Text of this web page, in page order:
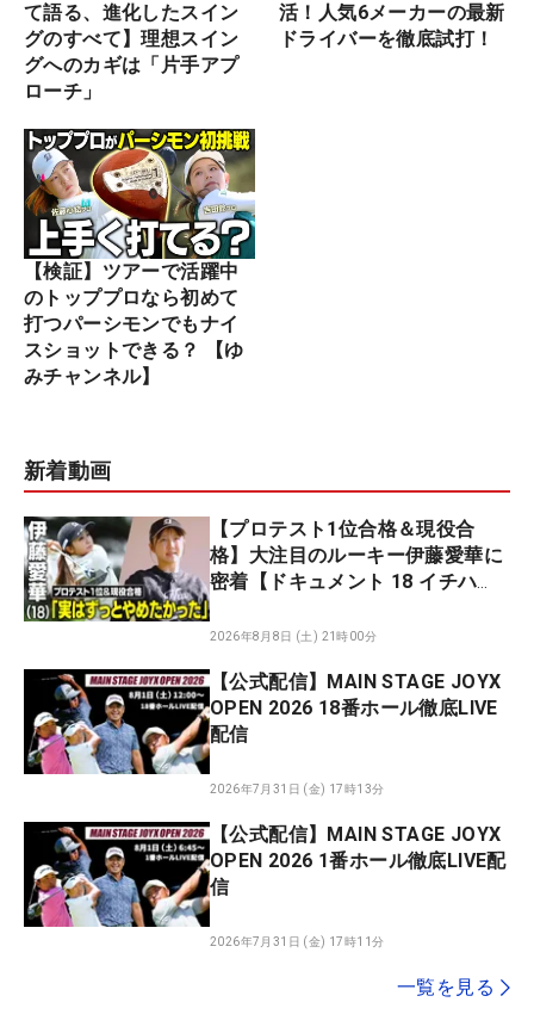
て語る、進化したスイン
グのすべて】理想スイン
グへのカギは「片手アプ
ローチ」
活！人気6メーカーの最新
ドライバーを徹底試打！
【検証】ツアーで活躍中
のトッププロなら初めて
打つパーシモンでもナイ
スショットできる？ 【ゆ
みチャンネル】
新着動画
【プロテスト1位合格＆現役合
格】大注目のルーキー伊藤愛華に
密着【ドキュメント 18 イチハ
2026年8月8日 (土) 21時00分
【公式配信】MAIN STAGE JOYX
OPEN 2026 18番ホール徹底LIVE
配信
2026年7月31日 (金) 17時13分
【公式配信】MAIN STAGE JOYX
OPEN 2026 1番ホール徹底LIVE配
信
2026年7月31日 (金) 17時11分
一覧を見る